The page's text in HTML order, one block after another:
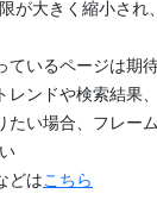
が大きく縮小され
ているページは期
ンドや検索結果
たい場合、フレー
どはこちら